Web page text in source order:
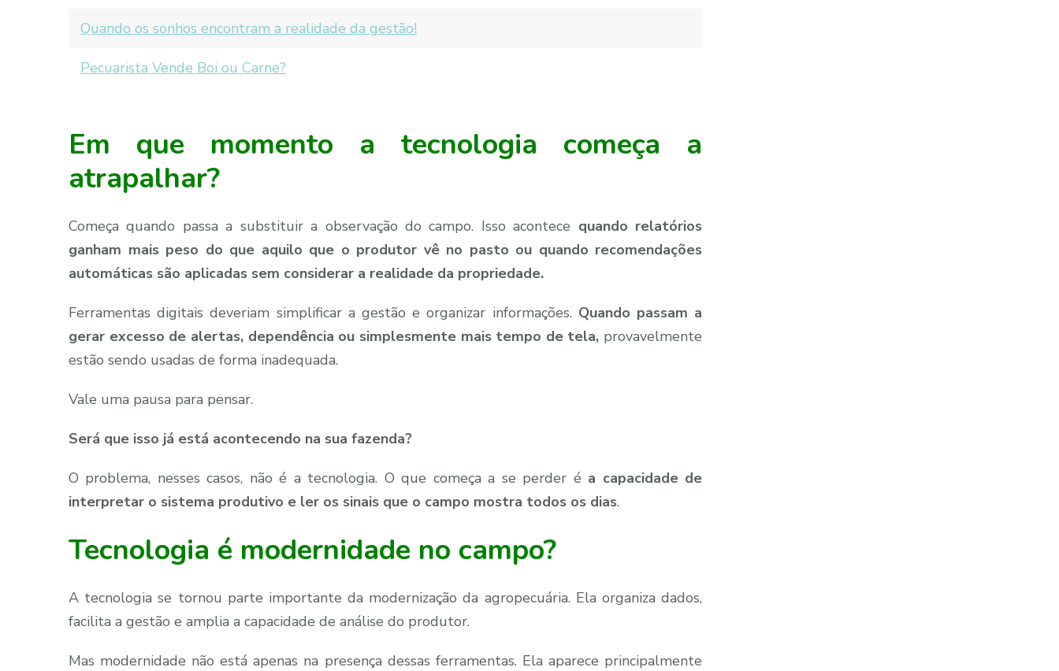
Quando os sonhos encontram a realidade da gestão!
Pecuarista Vende Boi ou Carne?
Em que momento a tecnologia começa a
atrapalhar?
Começa quando passa a substituir a observação do campo. Isso acontece quando relatórios
ganham mais peso do que aquilo que o produtor vê no pasto ou quando recomendações
automáticas são aplicadas sem considerar a realidade da propriedade.
Ferramentas digitais deveriam simplificar a gestão e organizar informações. Quando passam a
gerar excesso de alertas, dependência ou simplesmente mais tempo de tela, provavelmente
estão sendo usadas de forma inadequada.
Vale uma pausa para pensar.
Será que isso já está acontecendo na sua fazenda?
O problema, nesses casos, não é a tecnologia. O que começa a se perder é a capacidade de
interpretar o sistema produtivo e ler os sinais que o campo mostra todos os dias.
Tecnologia é modernidade no campo?
A tecnologia se tornou parte importante da modernização da agropecuária. Ela organiza dados,
facilita a gestão e amplia a capacidade de análise do produtor.
Mas modernidade não está apenas na presença dessas ferramentas. Ela aparece principalmente